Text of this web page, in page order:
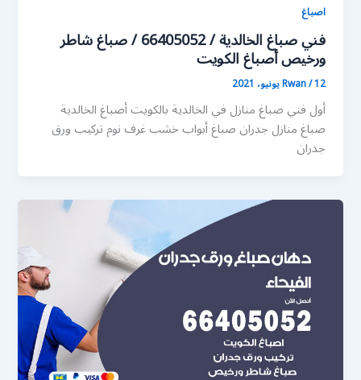
اصباغ
فني صباغ الخالدية / 66405052 / صباغ شاطر
ورخيص أصباغ الكويت
Rwan/12 يونيو، 2021
أول فني صباغ منازل في الخالدية بالكويت أصباغ الخالدية
صباغ منازل جدران صباغ أبواب خشب غرف نوم تركيب ورق
جدران